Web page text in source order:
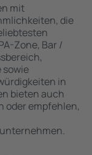
mit
die
Zone, Bar /
sowie
in
bieten auch
oder empfehlen,